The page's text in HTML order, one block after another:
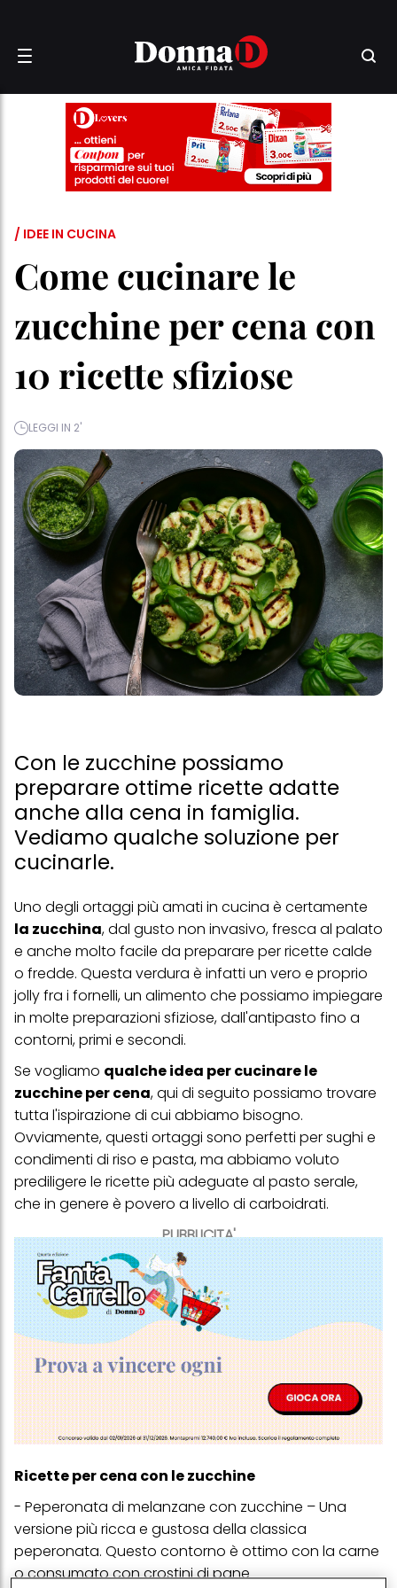
/ IDEE IN CUCINA
Come cucinare le
zucchine per cena con
10 ricette sfiziose
LEGGI IN 2'
Con le zucchine possiamo
preparare ottime ricette adatte
anche alla cena in famiglia.
Vediamo qualche soluzione per
cucinarle.
PUBBLICITA'
Uno degli ortaggi più amati in cucina è certamente
la zucchina, dal gusto non invasivo, fresca al palato
e anche molto facile da preparare per ricette calde
o fredde. Questa verdura è infatti un vero e proprio
jolly fra i fornelli, un alimento che possiamo impiegare
in molte preparazioni sfiziose, dall'antipasto fino a
contorni, primi e secondi.
Se vogliamo qualche idea per cucinare le
zucchine per cena, qui di seguito possiamo trovare
tutta l'ispirazione di cui abbiamo bisogno.
Ovviamente, questi ortaggi sono perfetti per sughi e
condimenti di riso e pasta, ma abbiamo voluto
prediligere le ricette più adeguate al pasto serale,
che in genere è povero a livello di carboidrati.
Ricette per cena con le zucchine
- Peperonata di melanzane con zucchine – Una
versione più ricca e gustosa della classica
peperonata. Questo contorno è ottimo con la carne
o consumato con crostini di pane